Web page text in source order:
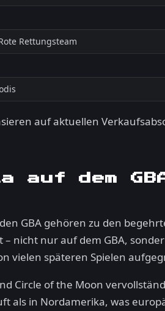
Rettungsteam
auf aktuellen
auf dem
GBA gehören zu den
– nicht nur auf dem GBA,
vielen späteren Spielen
Circle of the Moon
als in Nordamerika, was